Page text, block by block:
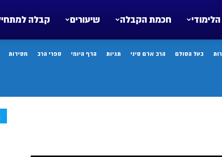
קבלה שיעורים חכמת הקבלה
בעל הסולם הרב אדם סיני תגיות הדף היומי ספרי הרב חסידות